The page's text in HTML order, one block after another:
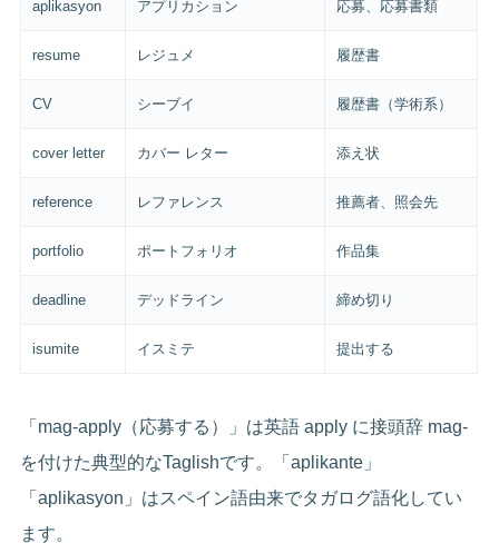
aplikasyon アプリカション 応募、応募書類
resume レジュメ 履歴書
CV シーブイ 履歴書（学術系）
cover letter カバー レター 添え状
reference レファレンス 推薦者、照会先
portfolio ポートフォリオ 作品集
deadline デッドライン 締め切り
isumite イスミテ 提出する
「mag-apply（応募する）」は英語 apply に接頭辞 mag-
を付けた典型的なTaglishです。「aplikante」
「aplikasyon」はスペイン語由来でタガログ語化してい
ます。